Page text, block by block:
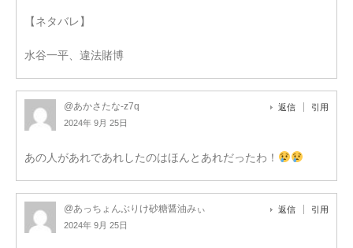
【ネタバレ】
水谷一平、違法賭博
@あかさたな-z7q
2024年 9月 25日
返信 引用
あの人があれであれしたのはほんとあれだったわ！
@あっちょんぶりけ砂糖醤油みぃ
2024年 9月 25日
返信 引用